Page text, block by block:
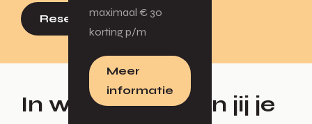
maximaal € 30
korting p/m
Meer
informatie
Reserveer proefrit
In welke bus plan jij je